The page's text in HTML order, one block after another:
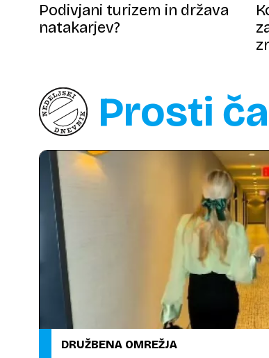
Podivjani turizem in država
natakarjev?
Prosti
DRUŽBENA OMREŽJA